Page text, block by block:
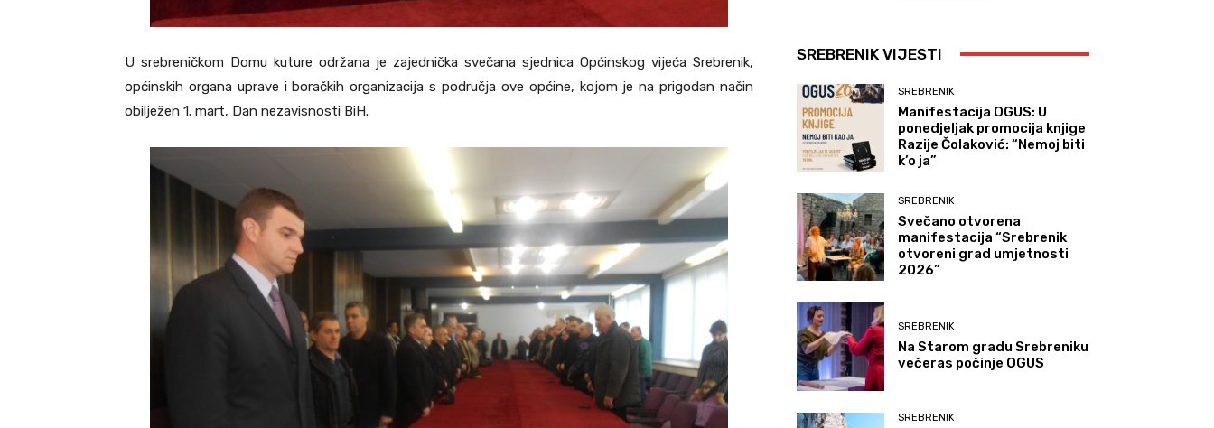
U srebreničkom Domu kuture održana je zajednička svečana sjednica Općinskog vijeća Srebrenik,
općinskih organa uprave i boračkih organizacija s područja ove općine, kojom je na prigodan način
obilježen 1. mart, Dan nezavisnosti BiH.
SREBRENIK VIJESTI
SREBRENIK
Manifestacija OGUS: U
ponedjeljak promocija knjige
Razije Čolaković: “Nemoj biti
k’o ja”
SREBRENIK
Svečano otvorena
manifestacija “Srebrenik
otvoreni grad umjetnosti
2026”
SREBRENIK
Na Starom gradu Srebreniku
večeras počinje OGUS
SREBRENIK